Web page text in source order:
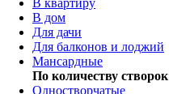
В квартиру
В дом
Для дачи
Для балконов и лоджий
Мансардные
По количеству створок
Одностворчатые